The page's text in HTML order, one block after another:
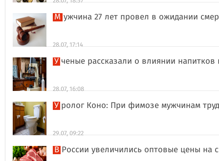
Мужчина 27 лет провел в ожидании
28.07, 17:14
Ученые рассказали о влиянии
28.07, 16:08
Уролог Коно: При фимозе мужчинам
29.07, 09:22
В России увеличились оптовые цены на